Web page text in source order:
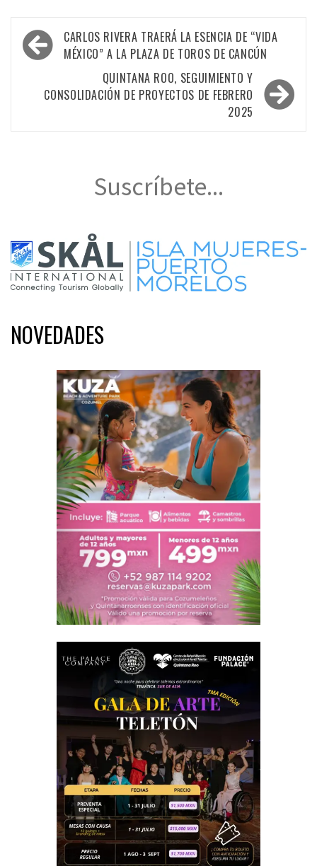
Navegación
de
entradas
CARLOS RIVERA TRAERÁ LA ESENCIA DE “VIDA
MÉXICO” A LA PLAZA DE TOROS DE CANCÚN
QUINTANA ROO, SEGUIMIENTO Y
CONSOLIDACIÓN DE PROYECTOS DE FEBRERO
2025
Suscríbete...
NOVEDADES